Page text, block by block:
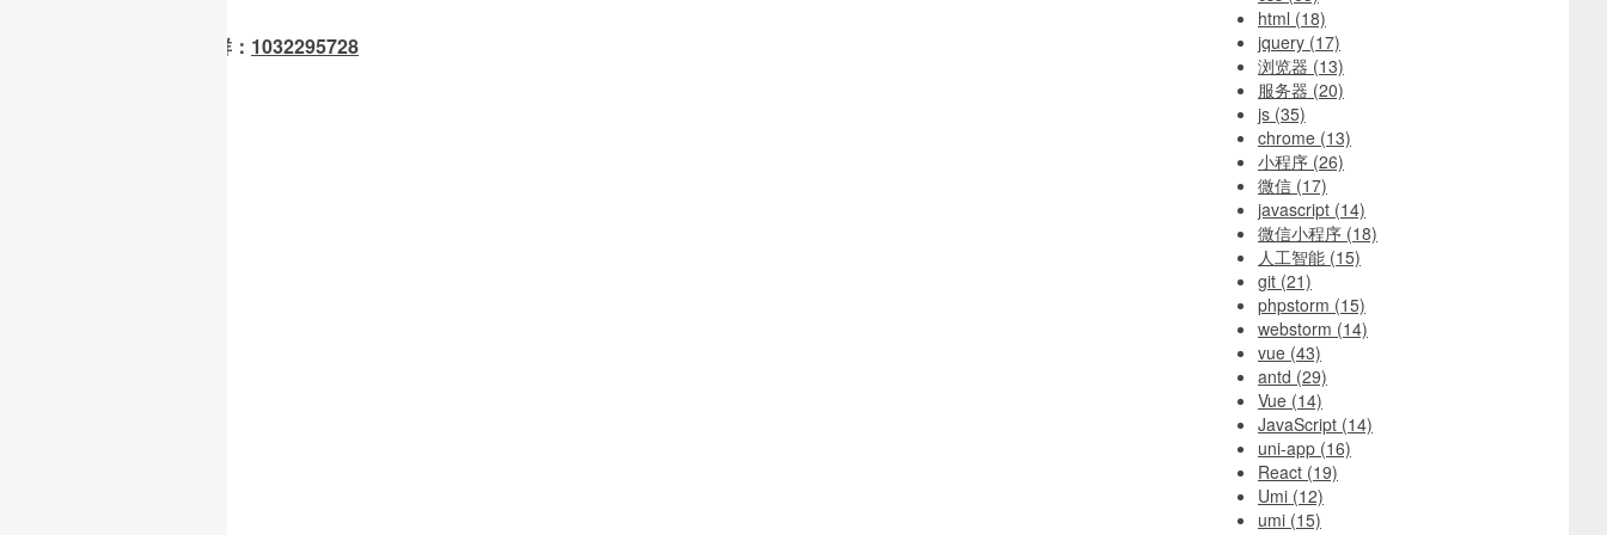
html (18)
jquery (17)
浏览器 (13)
服务器 (20)
js (35)
chrome (13)
小程序 (26)
微信 (17)
javascript (14)
微信小程序 (18)
人工智能 (15)
git (21)
phpstorm (15)
webstorm (14)
vue (43)
antd (29)
Vue (14)
JavaScript (14)
uni-app (16)
React (19)
Umi (12)
umi (15)
OpenClaw 龙虾交流群： 1032295728